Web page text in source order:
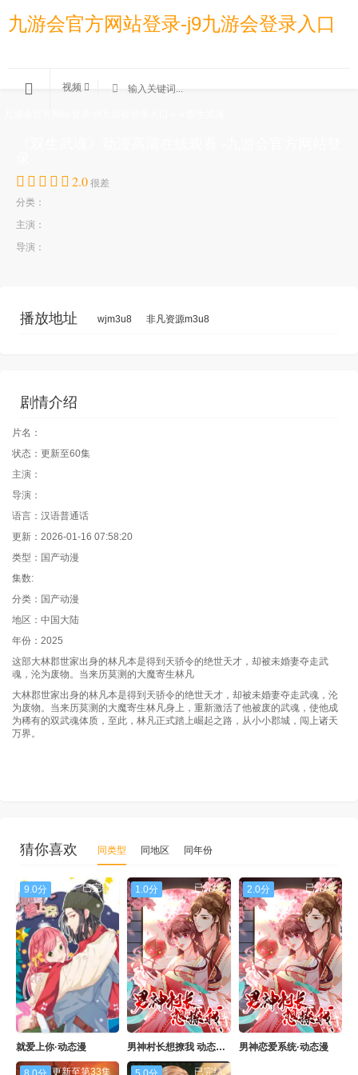
九游会官方网站登录-j9九游会登录入口
视频
2.0 很差
分类：
主演：
导演：
播放地址 wjm3u8 非凡资源m3u8
剧情介绍
片名：
状态：更新至60集
主演：
导演：
语言：汉语普通话
更新：2026-01-16 07:58:20
类型：国产动漫
集数:
分类：国产动漫
地区：中国大陆
年份：2025
这部大林郡世家出身的林凡本是得到天骄令的绝世天才，却被未婚妻夺走武
魂，沦为废物。当来历莫测的大魔寄生林凡
大林郡世家出身的林凡本是得到天骄令的绝世天才，却被未婚妻夺走武魂，沦
为废物。当来历莫测的大魔寄生林凡身上，重新激活了他被废的武魂，使他成
为稀有的双武魂体质，至此，林凡正式踏上崛起之路，从小小郡城，闯上诸天
万界。
猜你喜欢 同类型 同地区 同年份
9.0分 已完结
就爱上你·动态漫
1.0分 已完结
男神村长想撩我 动态漫画
2.0分 已完结
男神恋爱系统·动态漫
更新至第33集 已完结